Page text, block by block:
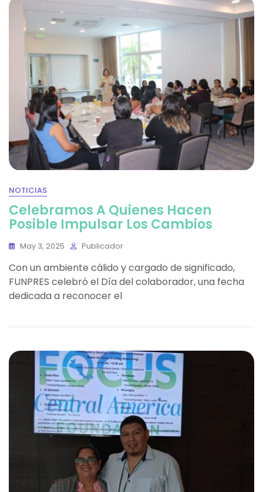
NOTICIAS
Celebramos A Quienes Hacen
Posible Impulsar Los Cambios
May 3, 2025 Publicador
Con un ambiente cálido y cargado de significado,
FUNPRES celebró el Día del colaborador, una fecha
dedicada a reconocer el